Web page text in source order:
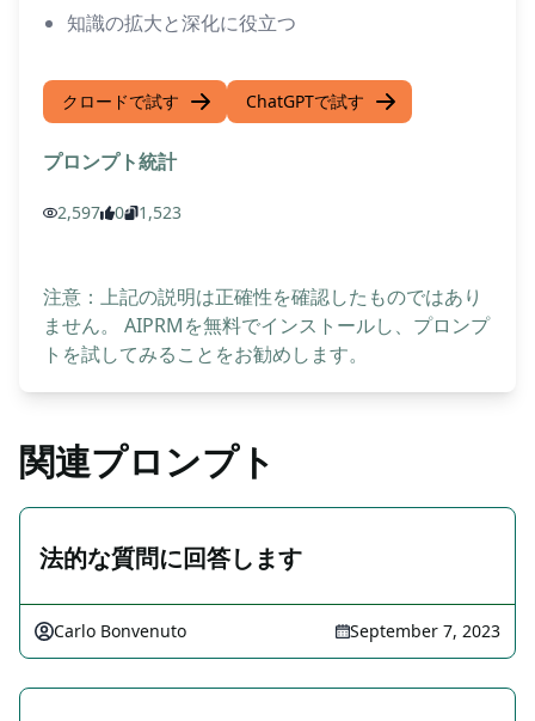
知識の拡大と深化に役立つ
クロードで試す ChatGPTで試す
プロンプト統計
2,597 0 1,523
注意：上記の説明は正確性を確認したものではあり
ません。 AIPRMを無料でインストールし、プロンプ
トを試してみることをお勧めします。
関連プロンプト
法的な質問に回答します
Carlo Bonvenuto September 7, 2023